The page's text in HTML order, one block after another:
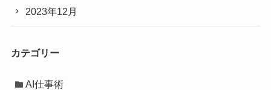
2023年12月
カテゴリー
AI仕事術